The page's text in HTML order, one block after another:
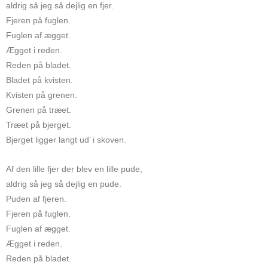
aldrig så jeg så dejlig en fjer.
Fjeren på fuglen.
Fuglen af ægget.
Ægget i reden.
Reden på bladet.
Bladet på kvisten.
Kvisten på grenen.
Grenen på træet.
Træet på bjerget.
Bjerget ligger langt ud’ i skoven.
Af den lille fjer der blev en lille pude,
aldrig så jeg så dejlig en pude.
Puden af fjeren.
Fjeren på fuglen.
Fuglen af ægget.
Ægget i reden.
Reden på bladet.